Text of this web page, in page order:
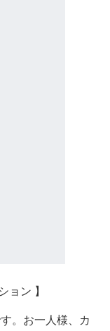
ョン 】
。お一人様、カ